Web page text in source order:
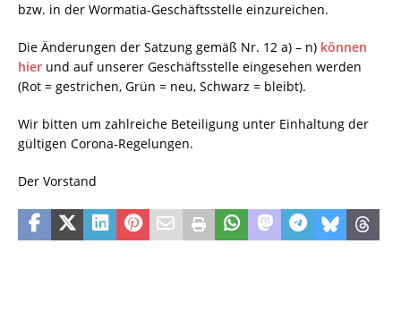
bzw. in der Wormatia-Geschäftsstelle einzureichen.
Die Änderungen der Satzung gemäß Nr. 12 a) – n) können
hier und auf unserer Geschäftsstelle eingesehen werden
(Rot = gestrichen, Grün = neu, Schwarz = bleibt).
Wir bitten um zahlreiche Beteiligung unter Einhaltung der
gültigen Corona-Regelungen.
Der Vorstand